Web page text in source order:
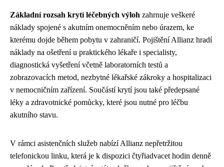
Základní rozsah krytí léčebných výloh zahrnuje veškeré
náklady spojené s akutním onemocněním nebo úrazem, ke
kterému dojde během pobytu v zahraničí. Pojištění Allianz hradí
náklady na ošetření u praktického lékaře i specialisty,
diagnostická vyšetření včetně laboratorních testů a
zobrazovacích metod, nezbytné lékařské zákroky a hospitalizaci
v nemocničním zařízení. Součástí krytí jsou také předepsané
léky a zdravotnické pomůcky, které jsou nutné pro léčbu
akutního stavu.
V rámci asistenčních služeb nabízí Allianz nepřetržitou
telefonickou linku, která je k dispozici čtyřiadvacet hodin denně